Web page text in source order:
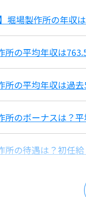
堀場製作所の年収
所の平均年収は
所の平均年収は過
所のボーナスは？
所の待遇は？初任